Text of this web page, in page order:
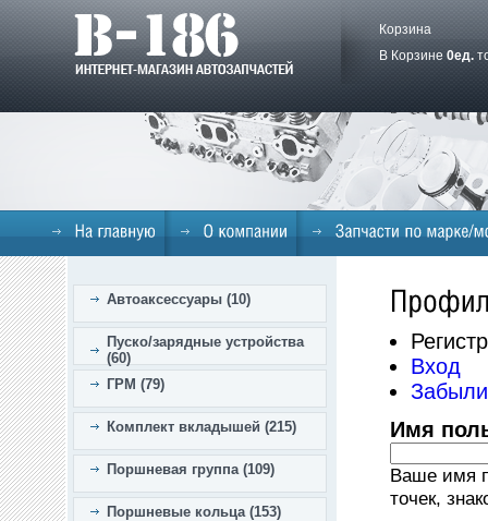
Корзина
В Корзине 0ед.
Автоаксессуары (10)
Пуско/зарядные устройства
(60)
ГРМ (79)
Комплект вкладышей (215)
Поршневая группа (109)
Поршневые кольца (153)
Вход
Имя
Ваше имя
точек,